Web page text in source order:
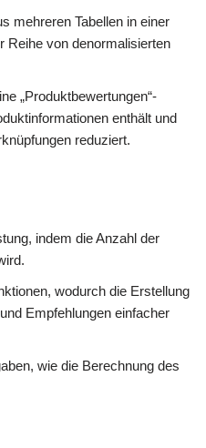
mehreren Tabellen in einer
Reihe von denormalisierten
„Produktbewertungen“-
enthält und
reduziert.
indem die Anzahl der
wodurch die Erstellung
Empfehlungen einfacher
wie die Berechnung des